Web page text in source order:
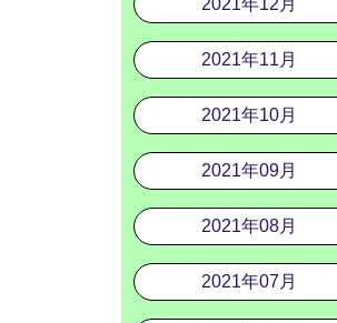
2021年11月
2021年10月
2021年09月
2021年08月
2021年07月